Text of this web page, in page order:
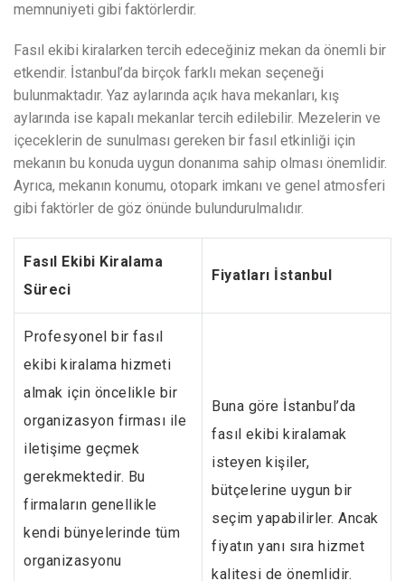
memnuniyeti gibi faktörlerdir.
Fasıl ekibi kiralarken tercih edeceğiniz mekan da önemli bir
etkendir. İstanbul’da birçok farklı mekan seçeneği
bulunmaktadır. Yaz aylarında açık hava mekanları, kış
aylarında ise kapalı mekanlar tercih edilebilir. Mezelerin ve
içeceklerin de sunulması gereken bir fasıl etkinliği için
mekanın bu konuda uygun donanıma sahip olması önemlidir.
Ayrıca, mekanın konumu, otopark imkanı ve genel atmosferi
gibi faktörler de göz önünde bulundurulmalıdır.
Fasıl Ekibi Kiralama
Süreci
Fiyatları İstanbul
Profesyonel bir fasıl
ekibi kiralama hizmeti
almak için öncelikle bir
organizasyon firması ile
iletişime geçmek
gerekmektedir. Bu
firmaların genellikle
kendi bünyelerinde tüm
organizasyonu
Buna göre İstanbul’da
fasıl ekibi kiralamak
isteyen kişiler,
bütçelerine uygun bir
seçim yapabilirler. Ancak
fiyatın yanı sıra hizmet
kalitesi de önemlidir.